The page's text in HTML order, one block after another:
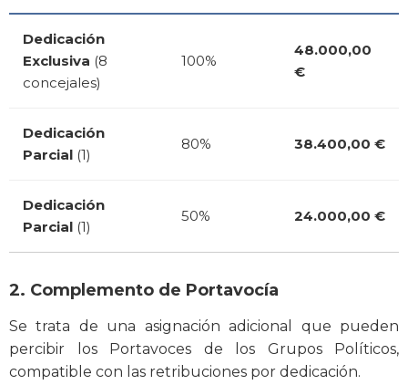
Dedicación
Exclusiva (8
concejales)
100%
48.000,00
€
Dedicación
Parcial (1)
80% 38.400,00 €
Dedicación
Parcial (1)
50% 24.000,00 €
2. Complemento de Portavocía
Se trata de una asignación adicional que pueden
percibir los Portavoces de los Grupos Políticos,
compatible con las retribuciones por dedicación.